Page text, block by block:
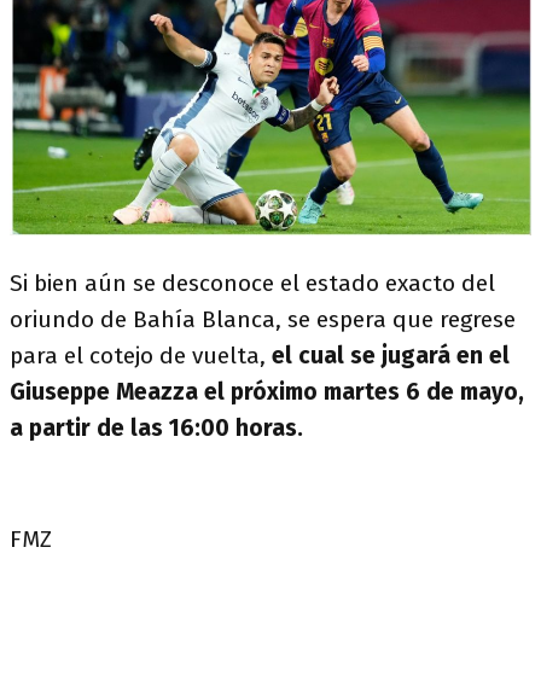
Si bien aún se desconoce el estado exacto del
oriundo de Bahía Blanca, se espera que regrese
para el cotejo de vuelta, el cual se jugará en el
Giuseppe Meazza el próximo martes 6 de mayo,
a partir de las 16:00 horas.
FMZ